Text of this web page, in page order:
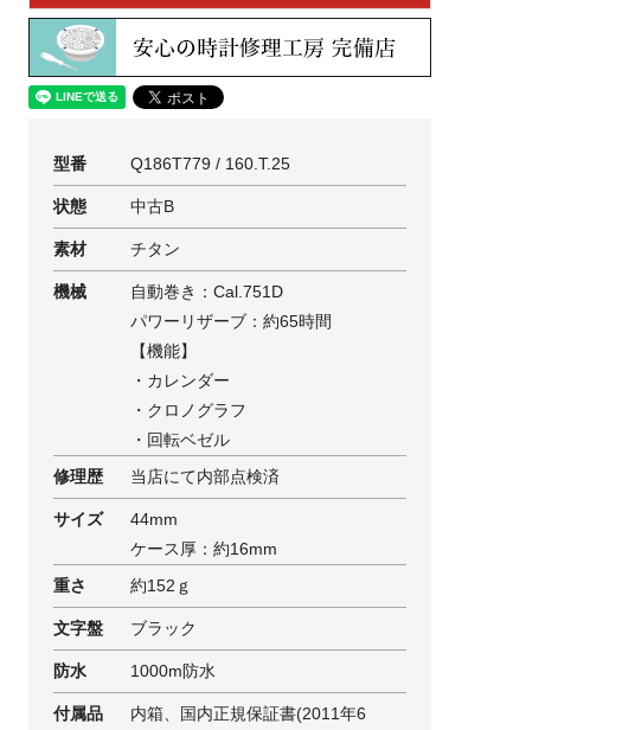
型番 Q186T779 / 160.T.25
状態 中古B
素材 チタン
機械
自動巻き：Cal.751D
パワーリザーブ：約65時間
【機能】
・カレンダー
・クロノグラフ
・回転ベゼル
修理歴
当店にて内部点検済
サイズ
44mm
ケース厚：約16mm
重さ
約152ｇ
文字盤 ブラック
防水 1000m防水
付属品
内箱、国内正規保証書(2011年6